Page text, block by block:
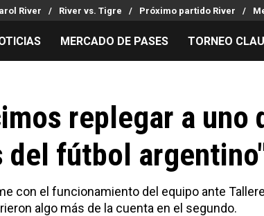
River River vs. Tigre Próximo partido River
Mercado de Pases
Análisis tácticos
Juanfer Quintero
Chacho Coudet
Entradas
Hinchas
Los goles de
MERCADO DE PASES TORNEO
replegar a uno
del fútbol
con el funcionamiento del equipo ante
algo más de la cuenta en el segundo.